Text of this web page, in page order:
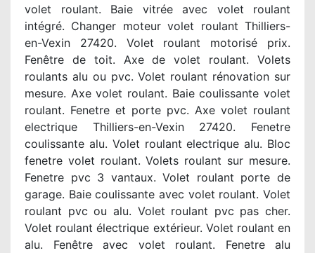
volet roulant. Baie vitrée avec volet roulant
intégré. Changer moteur volet roulant Thilliers-
en-Vexin 27420. Volet roulant motorisé prix.
Fenêtre de toit. Axe de volet roulant. Volets
roulants alu ou pvc. Volet roulant rénovation sur
mesure. Axe volet roulant. Baie coulissante volet
roulant. Fenetre et porte pvc. Axe volet roulant
electrique Thilliers-en-Vexin 27420. Fenetre
coulissante alu. Volet roulant electrique alu. Bloc
fenetre volet roulant. Volets roulant sur mesure.
Fenetre pvc 3 vantaux. Volet roulant porte de
garage. Baie coulissante avec volet roulant. Volet
roulant pvc ou alu. Volet roulant pvc pas cher.
Volet roulant électrique extérieur. Volet roulant en
alu. Fenêtre avec volet roulant. Fenetre alu